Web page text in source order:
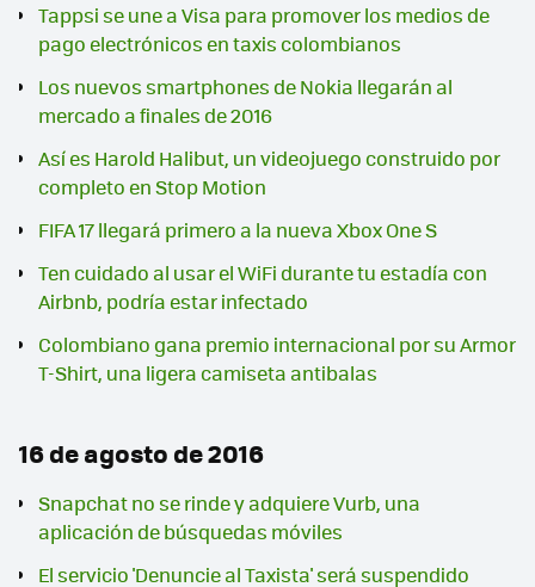
Tappsi se une a Visa para promover los medios de
pago electrónicos en taxis colombianos
Los nuevos smartphones de Nokia llegarán al
mercado a finales de 2016
Así es Harold Halibut, un videojuego construido por
completo en Stop Motion
FIFA 17 llegará primero a la nueva Xbox One S
Ten cuidado al usar el WiFi durante tu estadía con
Airbnb, podría estar infectado
Colombiano gana premio internacional por su Armor
T-Shirt, una ligera camiseta antibalas
16 de agosto de 2016
Snapchat no se rinde y adquiere Vurb, una
aplicación de búsquedas móviles
El servicio 'Denuncie al Taxista' será suspendido